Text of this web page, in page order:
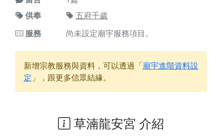
供奉
五府千歲
服務
尚未設定廟宇服務項目。
新增宗教服務與資料，可以透過「廟宇進階資料設
定 」，跟更多信眾結緣。
草湳龍安宮 介紹